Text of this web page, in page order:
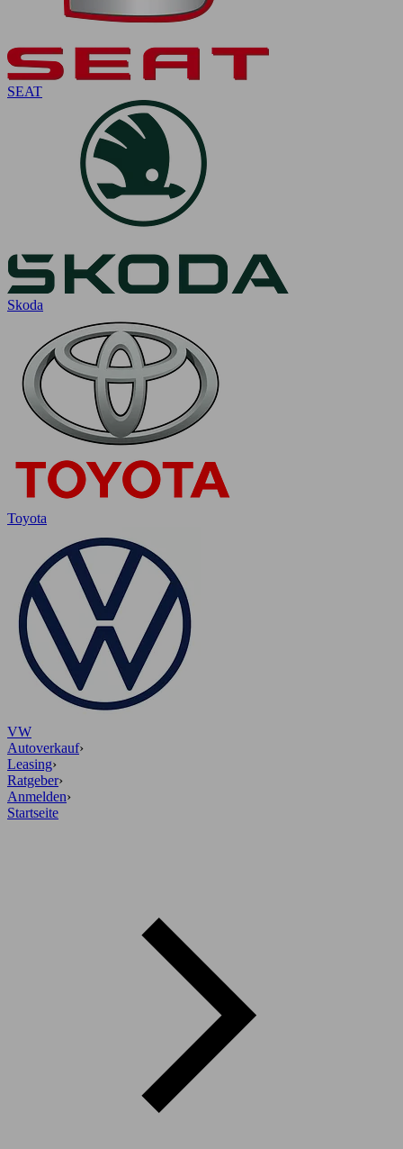
SEAT
Skoda
Toyota
VW
Autoverkauf›
Leasing›
Ratgeber›
Anmelden›
Startseite